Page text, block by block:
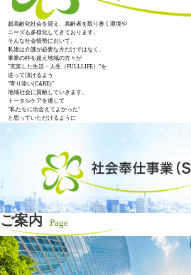
超高齢化社会を迎え、高齢者を取り巻く環境や
ニーズも多様化してきております。
そんな社会情勢において、
私達は介護が必要な方だけではなく、
事業の枠を超え地域の方々が
"充実した生活・人生（FULLLIFE）"を
送って頂けるよう
"寄り添い(CARE)"
地域社会に貢献していきます。
トータルケアを通して
"私たちに出会えてよかった"
と思っていただけるように
ご案内 Page